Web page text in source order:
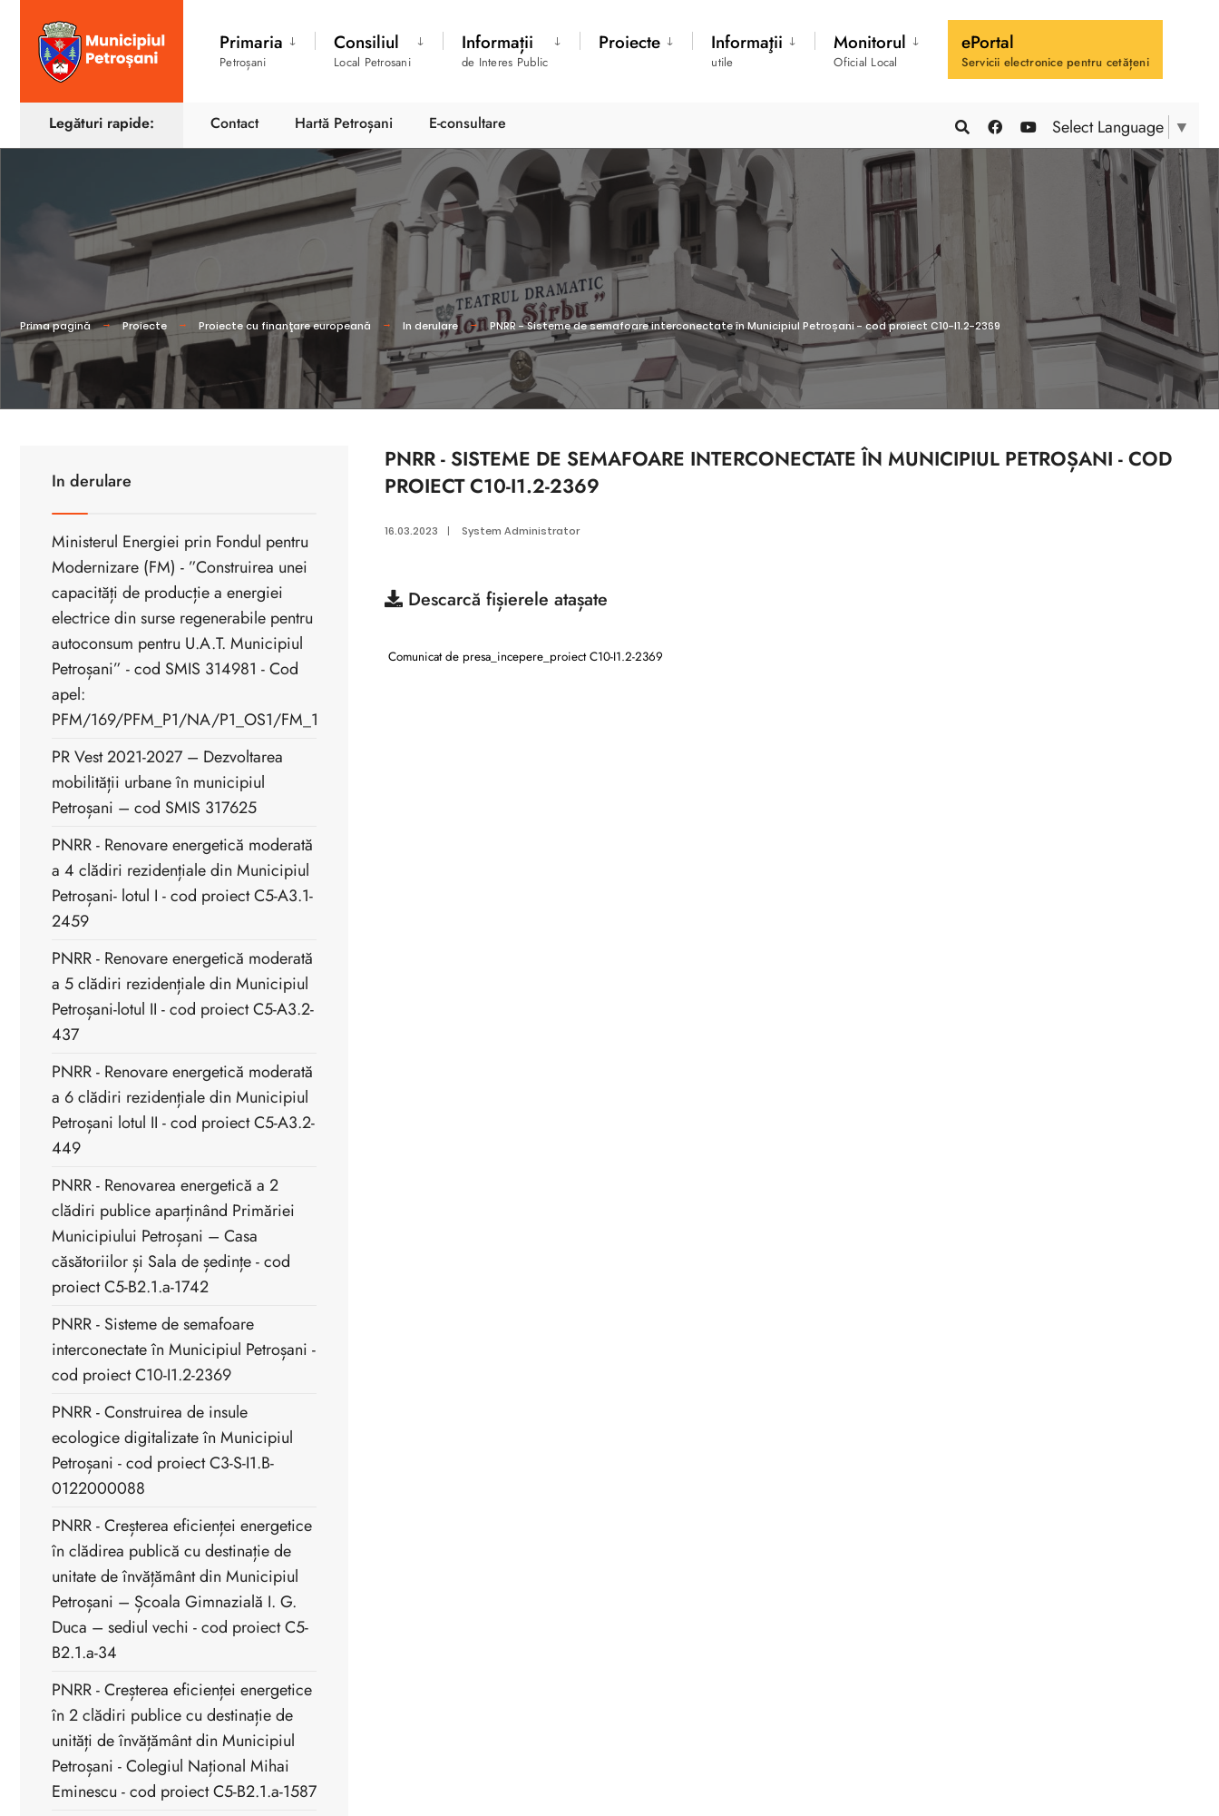
Primaria
Petroșani
Consiliul
Local Petrosani
Informații
de Interes Public
Proiecte Informaţii
utile
Monitorul
Oficial Local
ePortal
Servicii electronice pentru cetățeni
Select Language ▼
Legături rapide: Contact Hartă Petroșani E-consultare
Prima pagină Proiecte Proiecte cu finanţare europeană In derulare PNRR - Sisteme de semafoare interconectate în Municipiul Petroșani - cod proiect C10-I1.2-2369
PNRR - SISTEME DE SEMAFOARE INTERCONECTATE ÎN MUNICIPIUL PETROȘANI - COD
PROIECT C10-I1.2-2369
16.03.2023 | System Administrator
Descarcă fișierele atașate
Comunicat de presa_incepere_proiect C10-I1.2-2369
In derulare
Ministerul Energiei prin Fondul pentru
Modernizare (FM) - ”Construirea unei
capacități de producție a energiei
electrice din surse regenerabile pentru
autoconsum pentru U.A.T. Municipiul
Petroșani” - cod SMIS 314981 - Cod
apel:
PFM/169/PFM_P1/NA/P1_OS1/FM_1.1
PR Vest 2021-2027 – Dezvoltarea
mobilității urbane în municipiul
Petroșani – cod SMIS 317625
PNRR - Renovare energetică moderată
a 4 clădiri rezidențiale din Municipiul
Petroșani- lotul I - cod proiect C5-A3.1-
2459
PNRR - Renovare energetică moderată
a 5 clădiri rezidențiale din Municipiul
Petroșani-lotul II - cod proiect C5-A3.2-
437
PNRR - Renovare energetică moderată
a 6 clădiri rezidențiale din Municipiul
Petroșani lotul II - cod proiect C5-A3.2-
449
PNRR - Renovarea energetică a 2
clădiri publice aparținând Primăriei
Municipiului Petroșani – Casa
căsătoriilor și Sala de ședințe - cod
proiect C5-B2.1.a-1742
PNRR - Sisteme de semafoare
interconectate în Municipiul Petroșani -
cod proiect C10-I1.2-2369
PNRR - Construirea de insule
ecologice digitalizate în Municipiul
Petroșani - cod proiect C3-S-I1.B-
0122000088
PNRR - Creșterea eficienței energetice
în clădirea publică cu destinație de
unitate de învățământ din Municipiul
Petroșani – Școala Gimnazială I. G.
Duca – sediul vechi - cod proiect C5-
B2.1.a-34
PNRR - Creșterea eficienței energetice
în 2 clădiri publice cu destinație de
unități de învățământ din Municipiul
Petroșani - Colegiul Național Mihai
Eminescu - cod proiect C5-B2.1.a-1587